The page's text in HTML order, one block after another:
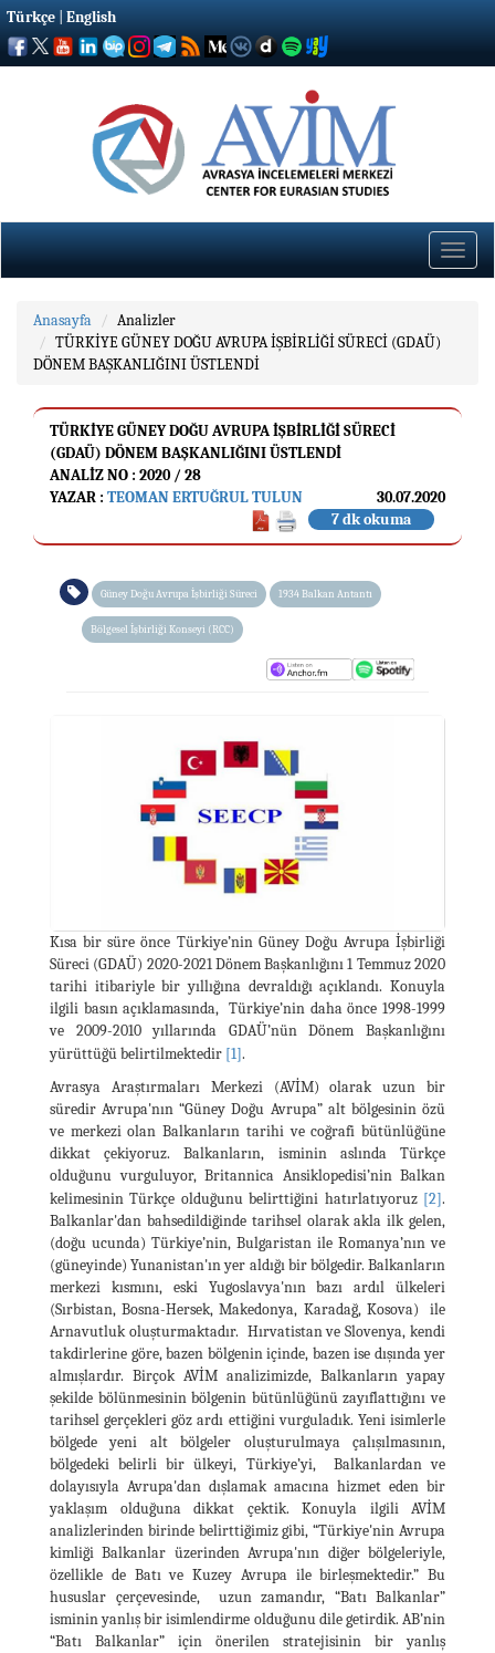
Türkçe English
Toggle
Anasayfa
Analizler
TÜRKİYE GÜNEY DOĞU AVRUPA İŞBİRLİĞİ SÜRECİ (GDAÜ)
DÖNEM BAŞKANLIĞINI ÜSTLENDİ
TÜRKİYE GÜNEY DOĞU AVRUPA İŞBİRLİĞİ SÜRECİ
(GDAÜ) DÖNEM BAŞKANLIĞINI ÜSTLENDİ
ANALIZ NO : 2020 / 28
YAZAR : TEOMAN ERTUĞRUL TULUN
30.07.2020
7 dk okuma
Güney Doğu Avrupa İşbirliği Süreci 1934 Balkan Antantı
Bölgesel İşbirliği Konseyi (RCC)
Kısa bir süre önce Türkiye’nin Güney Doğu Avrupa İşbirliği
Süreci (GDAÜ) 2020-2021 Dönem Başkanlığını 1 Temmuz 2020
tarihi itibariyle bir yıllığına devraldığı açıklandı. Konuyla
ilgili basın açıklamasında, Türkiye’nin daha önce 1998-1999
ve 2009-2010 yıllarında GDAÜ’nün Dönem Başkanlığını
yürüttüğü belirtilmektedir [1].
Avrasya Araştırmaları Merkezi (AVİM) olarak uzun bir
süredir Avrupa'nın “Güney Doğu Avrupa” alt bölgesinin özü
ve merkezi olan Balkanların tarihi ve coğrafi bütünlüğüne
dikkat çekiyoruz. Balkanların, isminin aslında Türkçe
olduğunu vurguluyor, Britannica Ansiklopedisi’nin Balkan
kelimesinin Türkçe olduğunu belirttiğini hatırlatıyoruz [2].
Balkanlar'dan bahsedildiğinde tarihsel olarak akla ilk gelen,
(doğu ucunda) Türkiye’nin, Bulgaristan ile Romanya’nın ve
(güneyinde) Yunanistan'ın yer aldığı bir bölgedir. Balkanların
merkezi kısmını, eski Yugoslavya'nın bazı ardıl ülkeleri
(Sırbistan, Bosna-Hersek, Makedonya, Karadağ, Kosova) ile
Arnavutluk oluşturmaktadır. Hırvatistan ve Slovenya, kendi
takdirlerine göre, bazen bölgenin içinde, bazen ise dışında yer
almışlardır. Birçok AVİM analizimizde, Balkanların yapay
şekilde bölünmesinin bölgenin bütünlüğünü zayıflattığını ve
tarihsel gerçekleri göz ardı ettiğini vurguladık. Yeni isimlerle
bölgede yeni alt bölgeler oluşturulmaya çalışılmasının,
bölgedeki belirli bir ülkeyi, Türkiye’yi, Balkanlardan ve
dolayısıyla Avrupa'dan dışlamak amacına hizmet eden bir
yaklaşım olduğuna dikkat çektik. Konuyla ilgili AVİM
analizlerinden birinde belirttiğimiz gibi, “Türkiye'nin Avrupa
kimliği Balkanlar üzerinden Avrupa'nın diğer bölgeleriyle,
özellikle de Batı ve Kuzey Avrupa ile birleşmektedir.” Bu
hususlar çerçevesinde, uzun zamandır, “Batı Balkanlar”
isminin yanlış bir isimlendirme olduğunu dile getirdik. AB’nin
“Batı Balkanlar” için önerilen stratejisinin bir yanlış